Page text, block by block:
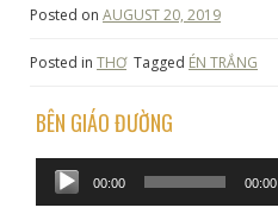
Posted on AUGUST 20, 2019
Posted in THƠ Tagged ÉN TRẮNG
BÊN GIÁO ĐƯỜNG
Audio
Player
00:00 00:00